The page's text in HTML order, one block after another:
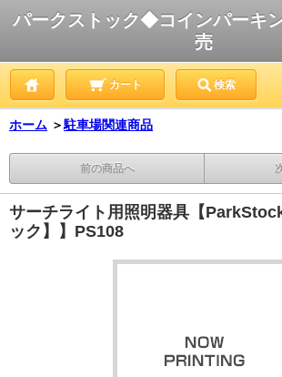
パークストック◆コインパーキ
売
カート 検索
ホーム ＞駐車場関連商品
前の商品へ
サーチライト用照明器具【
ック】】PS108